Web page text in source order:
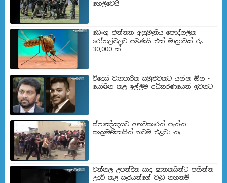
හෙලිවෙයි
ඩෙංගු එන්නත අනුමැතිය පෞද්ගලික
රෝහල්වලට පමණයි එක් මාත්‍රාවක් රු.
30,000 ක්
විදෙස් ව්‍යාපාරික සමුළුවකට යන්න ඕන -
යෝෂිත කළ ඉල්ලීම අධිකරණයෙන් ඉවතට
ස්පාඤ්ඤයට අනවසරෙන් පැන්න
සංක්‍රමණිකයින් තවම එළවා නෑ
වත්තල උපන්දින සාද ඝාතකයින්ට පනින්න
උදව් කළ සැරයන්ගේ වැඩ තහනම්